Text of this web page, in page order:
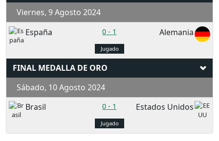
Viernes, 9 Agosto 2024
España
0 - 1 Alemania
Jugado
FINAL MEDALLA DE ORO
Sábado, 10 Agosto 2024
Brasil
0 - 1 Estados Unidos
Jugado